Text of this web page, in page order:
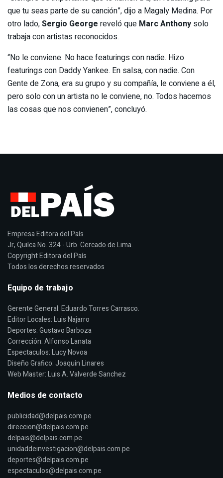
que tu seas parte de su canción”, dijo a Magaly Medina. Por
otro lado,Sergio George reveló que Marc Anthony solo
trabaja con artistas reconocidos.
“No le conviene. No hace featurings con nadie. Hizo
featurings con Daddy Yankee. En salsa, con nadie. Con
Gente de Zona, era su grupo y su compañía, le conviene a él,
pero solo con un artista no le conviene, no. Todos hacemos
las cosas que nos convienen”, concluyó.
Empresa Editora del País
Jr, Quilca No. 324 - Urb. Cercado de Lima.
Copyright Editora del País
Todos los derechos reservados
Equipo de trabajo
Gerente General: Eduardo Torres Carrasco.
Editor Locales: Luis Najarro
Deportes: Gustavo Barboza
Corrección: Alfonso Lanata
Espectaculos: Lucy Novoa
Diseño Grafico: Joaquin Linares
Web Master: Luis A. Valverde Sanchez
Medios de contacto
publicidad@delpais.com.pe
direccion@delpais.com.pe
delpais@delpais.com.pe
unidaddeinvestigacion@delpais.com.pe
deportes@delpais.com.pe
espectaculos@delpais.com.pe